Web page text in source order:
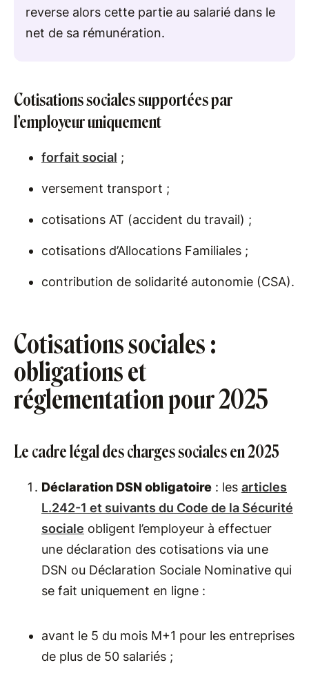
reverse alors cette partie au salarié dans le
net de sa rémunération.
Cotisations sociales supportées par
l’employeur uniquement
forfait social ;
versement transport ;
cotisations AT (accident du travail) ;
cotisations d’Allocations Familiales ;
contribution de solidarité autonomie (CSA).
Cotisations sociales :
obligations et
réglementation pour 2025
Le cadre légal des charges sociales en 2025
Déclaration DSN obligatoire : les articles
L.242-1 et suivants du Code de la Sécurité
sociale obligent l’employeur à effectuer
une déclaration des cotisations via une
DSN ou Déclaration Sociale Nominative qui
se fait uniquement en ligne :
avant le 5 du mois M+1 pour les entreprises
de plus de 50 salariés ;